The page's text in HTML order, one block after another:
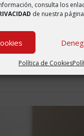
consulta los
de nuestra
Política de Cookies
Saber más